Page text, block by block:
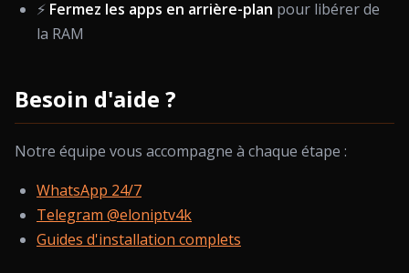
⚡ Fermez les apps en arrière-plan pour libérer de
la RAM
Besoin d'aide ?
Notre équipe vous accompagne à chaque étape :
WhatsApp 24/7
Telegram @eloniptv4k
Guides d'installation complets